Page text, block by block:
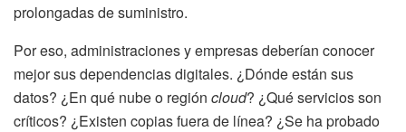
prolongadas de suministro.
Por eso, administraciones y empresas deberían conocer
mejor sus dependencias digitales. ¿Dónde están sus
datos? ¿En qué nube o región cloud? ¿Qué servicios son
críticos? ¿Existen copias fuera de línea? ¿Se ha probado